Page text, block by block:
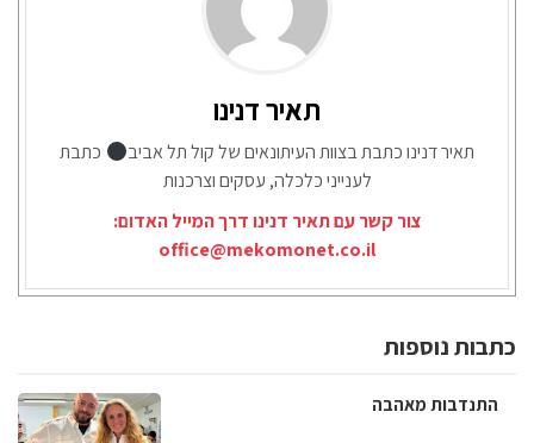
תאיר דנינו
תאיר דנינו כתבת בצוות העיתונאים של קול תל אביב
כתבת
לענייני כלכלה, עסקים וצרכנות
צור קשר עם תאיר דנינו דרך המייל האדום:
office@mekomonet.co.il
כתבות נוספות
התנדבות מאהבה